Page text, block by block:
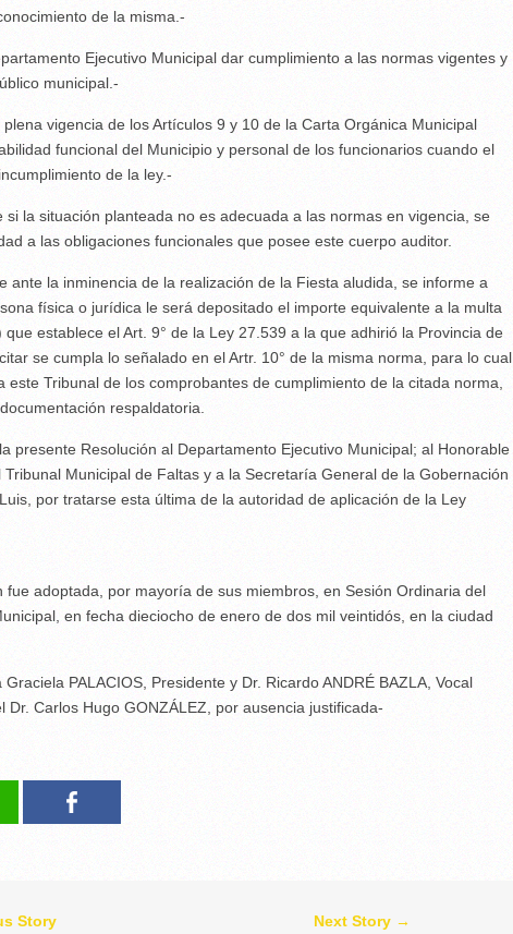
de la misma.-
Ejecutivo Municipal dar cumplimiento a las normas vigentes y
municipal.-
plena vigencia de los Artículos 9 y 10 de la Carta Orgánica Municipal
funcional del Municipio y personal de los funcionarios cuando el
de la ley.-
si la situación planteada no es adecuada a las normas en vigencia, se
a las obligaciones funcionales que posee este cuerpo auditor.
ante la inminencia de la realización de la Fiesta aludida, se informe a
física o jurídica le será depositado el importe equivalente a la multa
establece el Art. 9° de la Ley 27.539 a la que adhirió la Provincia de
se cumpla lo señalado en el Artr. 10° de la misma norma, para lo cual
este Tribunal de los comprobantes de cumplimiento de la citada norma,
respaldatoria.
presente Resolución al Departamento Ejecutivo Municipal; al Honorable
Municipal de Faltas y a la Secretaría General de la Gobernación
por tratarse esta última de la autoridad de aplicación de la Ley
fue adoptada, por mayoría de sus miembros, en Sesión Ordinaria del
en fecha dieciocho de enero de dos mil veintidós, en la ciudad
Graciela PALACIOS, Presidente y Dr. Ricardo ANDRÉ BAZLA, Vocal
Dr. Carlos Hugo GONZÁLEZ, por ausencia justificada-
Story Next Story →